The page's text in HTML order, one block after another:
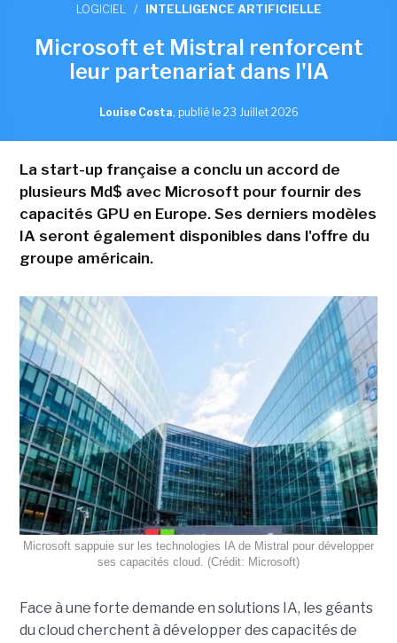
LOGICIEL / INTELLIGENCE ARTIFICIELLE
Microsoft et Mistral renforcent
leur partenariat dans l'IA
Louise Costa, publié le 23 Juillet 2026
La start-up française a conclu un accord de
plusieurs Md$ avec Microsoft pour fournir des
capacités GPU en Europe. Ses derniers modèles
IA seront également disponibles dans l'offre du
groupe américain.
Microsoft sappuie sur les technologies IA de Mistral pour développer
ses capacités cloud. (Crédit: Microsoft)
Face à une forte demande en solutions IA, les géants
du cloud cherchent à développer des capacités de